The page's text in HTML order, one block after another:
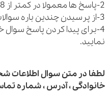
پیدا کردن پاسخ سوال خود،
در متن سوال اطلاعات شخصی
، آدرس ، شماره تماس